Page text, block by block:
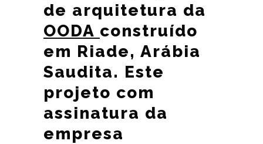
de arquitetura da
OODA construído
em Riade, Arábia
Saudita. Este
projeto com
assinatura da
empresa